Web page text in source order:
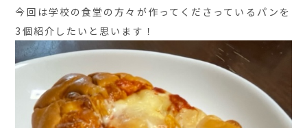
今回は学校の食堂の方々が作ってくださっているパンを
3個紹介したいと思います！